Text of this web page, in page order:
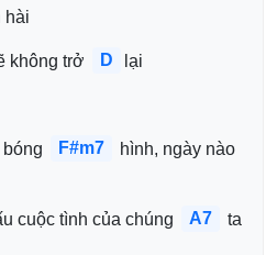
hài
không trở D lại
F#m7
hình, ngày nào
cuộc tình của chúng A7 ta